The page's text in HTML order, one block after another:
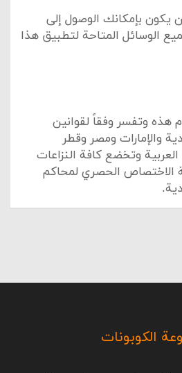
يكون بإمكانك الوصول إلى
الوسائل المتاحة لتطبيق هذا
وتفسر وفقاً لقوانين
والإمارات ومصر وقطر
وتخضع كافة النزاعات
الاختصاص الحصري لمحاكم
الكوبونات